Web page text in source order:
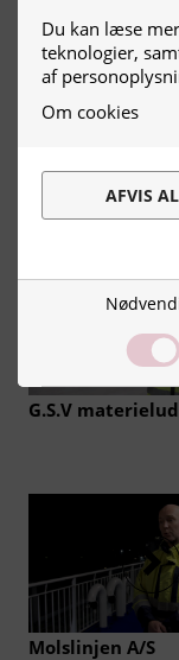
Du kan læse
teknologier,
af
Om cookies
AFVIS
Nødvendige
Statistiske
at
NCC Industry
G.S.V
Molslinjen A/S